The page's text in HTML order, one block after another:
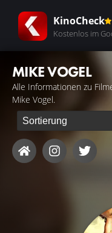
KinoCheck
Kostenlos im
MIKE VOGEL
Alle Informationen zu
Mike Vogel.